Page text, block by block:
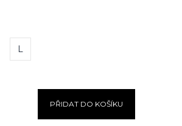
L
PŘIDAT DO KOŠÍKU